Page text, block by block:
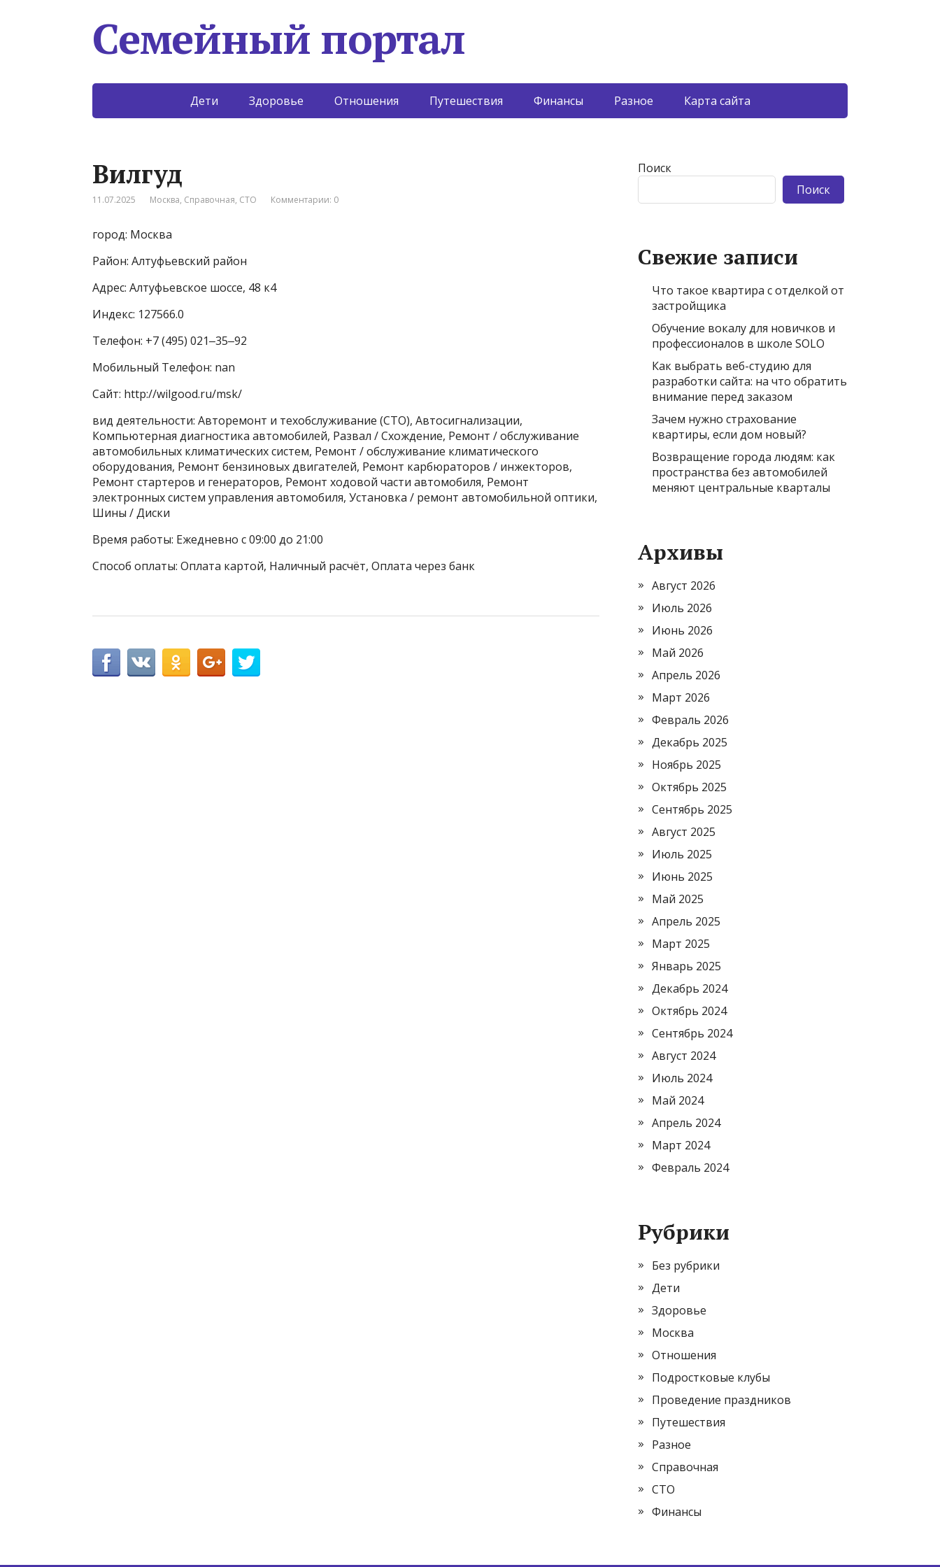
Семейный портал
Дети Здоровье Отношения Путешествия Финансы Разное Карта сайта
Вилгуд
11.07.2025 Москва, Справочная, СТО Комментарии: 0
город: Москва
Район: Алтуфьевский район
Адрес: Алтуфьевское шоссе, 48 к4
Индекс: 127566.0
Телефон: +7 (495) 021‒35‒92
Мобильный Телефон: nan
Сайт: http://wilgood.ru/msk/
вид деятельности: Авторемонт и техобслуживание (СТО), Автосигнализации,
Компьютерная диагностика автомобилей, Развал / Схождение, Ремонт / обслуживание
автомобильных климатических систем, Ремонт / обслуживание климатического
оборудования, Ремонт бензиновых двигателей, Ремонт карбюраторов / инжекторов,
Ремонт стартеров и генераторов, Ремонт ходовой части автомобиля, Ремонт
электронных систем управления автомобиля, Установка / ремонт автомобильной оптики,
Шины / Диски
Время работы: Ежедневно с 09:00 до 21:00
Способ оплаты: Оплата картой, Наличный расчёт, Оплата через банк
Поиск
Поиск
Свежие записи
Что такое квартира с отделкой от
застройщика
Обучение вокалу для новичков и
профессионалов в школе SOLO
Как выбрать веб-студию для
разработки сайта: на что обратить
внимание перед заказом
Зачем нужно страхование
квартиры, если дом новый?
Возвращение города людям: как
пространства без автомобилей
меняют центральные кварталы
Архивы
Август 2026
Июль 2026
Июнь 2026
Май 2026
Апрель 2026
Март 2026
Февраль 2026
Декабрь 2025
Ноябрь 2025
Октябрь 2025
Сентябрь 2025
Август 2025
Июль 2025
Июнь 2025
Май 2025
Апрель 2025
Март 2025
Январь 2025
Декабрь 2024
Октябрь 2024
Сентябрь 2024
Август 2024
Июль 2024
Май 2024
Апрель 2024
Март 2024
Февраль 2024
Рубрики
Без рубрики
Дети
Здоровье
Москва
Отношения
Подростковые клубы
Проведение праздников
Путешествия
Разное
Справочная
СТО
Финансы